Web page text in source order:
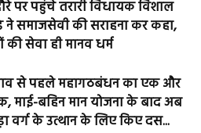
पर पहुंचे तरारी विधायक विशाल
ने समाजसेवी की सराहना कर कहा,
सेवा ही मानव धर्म
से पहले महागठबंधन का एक और
माई-बहिन मान योजना के बाद अब
वर्ग के उत्थान के लिए किए दस...